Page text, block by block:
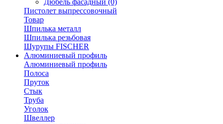
Дюбель фасадный (0)
Пистолет выпрессовочный
Товар
Шпилька металл
Шпилька резьбовая
Шурупы FISCHER
Алюминиевый профиль
Алюминиевый профиль
Полоса
Пруток
Стык
Труба
Уголок
Швеллер